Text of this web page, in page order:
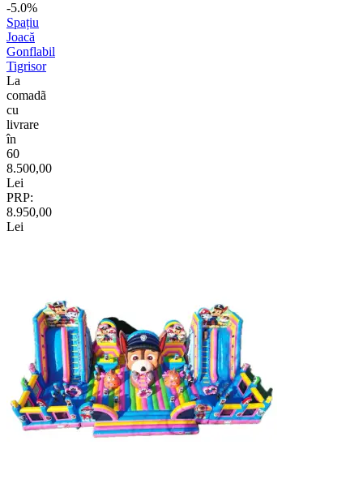
-5.0%
Spațiu
Joacă
Gonflabil
Tigrisor
La
comadã
cu
livrare
în
60
8.500,00
Lei
PRP:
8.950,00
Lei